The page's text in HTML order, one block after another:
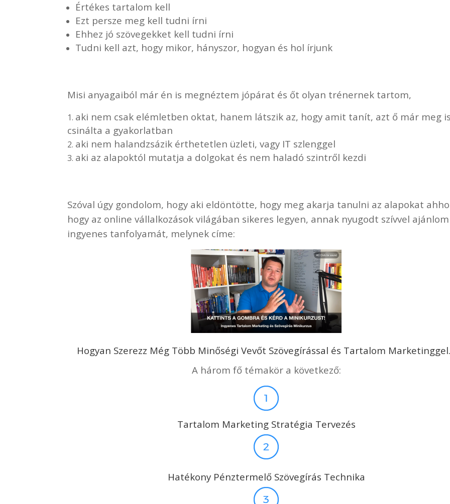
Értékes tartalom kell
Ezt persze meg kell tudni írni
Ehhez jó szövegekket kell tudni írni
Tudni kell azt, hogy mikor, hányszor, hogyan és hol írjunk
Misi anyagaiból már én is megnéztem jópárat és őt olyan trénernek tartom,
aki nem csak elémletben oktat, hanem látszik az, hogy amit tanít, azt ő már meg
csinálta a gyakorlatban
aki nem halandzsázik érthetetlen üzleti, vagy IT szlenggel
aki az alapoktól mutatja a dolgokat és nem haladó szintről kezdi
Szóval úgy gondolom, hogy aki eldöntötte, hogy meg akarja tanulni az alapokat
hogy az online vállalkozások világában sikeres legyen, annak nyugodt szívvel ajánlom
ingyenes tanfolyamát, melynek címe:
Hogyan Szerezz Még Több Minőségi Vevőt Szövegírással és Tartalom
A három fő témakör a következő:
Tartalom Marketing Stratégia Tervezés
Hatékony Pénztermelő Szövegírás Technika